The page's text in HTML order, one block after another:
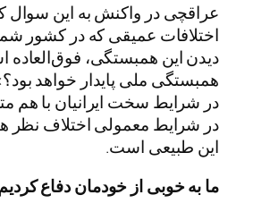
عراقچی در واکنش به این سوال
اختلافات عمیقی که در کشور
دیدن این همبستگی، فوق‌العاده
همبستگی ملی پایدار خواهد
در شرایط سخت ایرانیان با هم
در شرایط معمولی اختلاف نظر
این طبیعی است.
ما به خوبی از خودمان دفاع